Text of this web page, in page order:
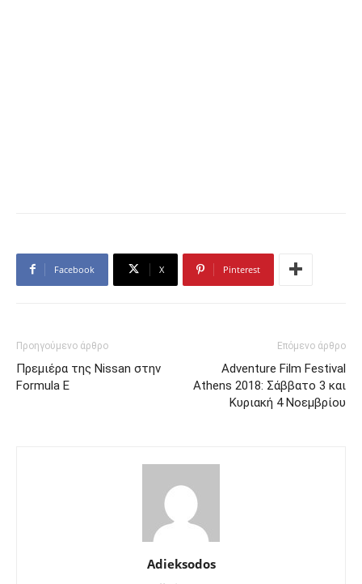
Facebook X Pinterest
Προηγούμενο άρθρο
Πρεμιέρα της Nissan στην
Formula E
Επόμενο άρθρο
Αdventure Film Festival
Athens 2018: Σάββατο 3 και
Κυριακή 4 Νοεμβρίου
Adieksodos